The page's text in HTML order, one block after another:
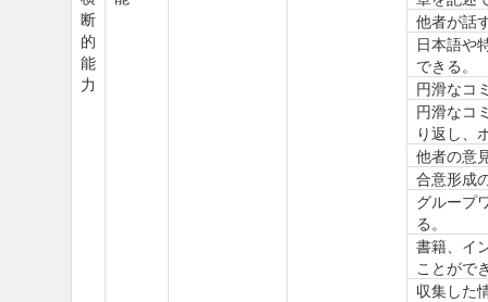
断
的
能
力
他者が話
日本語や
できる。
円滑なコ
円滑なコ
り返し、
他者の意
合意形成
グループ
る。
書籍、イ
ことがで
収集した